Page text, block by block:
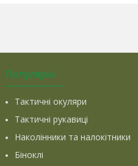
Популярні
Тактичні окуляри
Тактичні рукавиці
Наколінники та налокітники
Біноклі